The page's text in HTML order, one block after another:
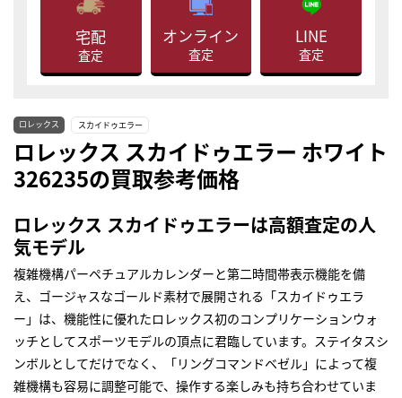
宅配
査定
オンライン
査定
LINE
査定
ロレックス スカイドゥエラー
ロレックス スカイドゥエラー ホワイト
326235の買取参考価格
ロレックス スカイドゥエラーは高額査定の人
気モデル
複雑機構パーペチュアルカレンダーと第二時間帯表示機能を備
え、ゴージャスなゴールド素材で展開される「スカイドゥエラ
ー」は、機能性に優れたロレックス初のコンプリケーションウォ
ッチとしてスポーツモデルの頂点に君臨しています。ステイタスシ
ンボルとしてだけでなく、「リングコマンドベゼル」によって複
雑機構も容易に調整可能で、操作する楽しみも持ち合わせていま